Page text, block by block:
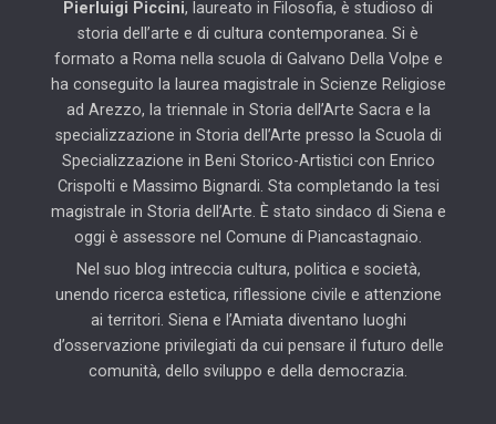
Pierluigi Piccini, laureato in Filosofia, è studioso di
storia dell’arte e di cultura contemporanea. Si è
formato a Roma nella scuola di Galvano Della Volpe e
ha conseguito la laurea magistrale in Scienze Religiose
ad Arezzo, la triennale in Storia dell’Arte Sacra e la
specializzazione in Storia dell’Arte presso la Scuola di
Specializzazione in Beni Storico-Artistici con Enrico
Crispolti e Massimo Bignardi. Sta completando la tesi
magistrale in Storia dell’Arte. È stato sindaco di Siena e
oggi è assessore nel Comune di Piancastagnaio.
Nel suo blog intreccia cultura, politica e società,
unendo ricerca estetica, riflessione civile e attenzione
ai territori. Siena e l’Amiata diventano luoghi
d’osservazione privilegiati da cui pensare il futuro delle
comunità, dello sviluppo e della democrazia.